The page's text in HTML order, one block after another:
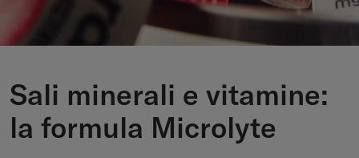
Sali minerali e vitamine:
la formula Microlyte